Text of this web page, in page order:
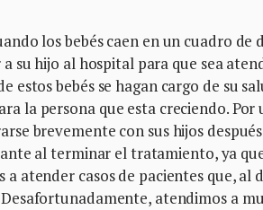
los bebés caen en un cuadro
su hijo al hospital para que sea
estos bebés se hagan cargo de su
la persona que esta creciendo.
brevemente con sus hijos
al terminar el tratamiento, ya
atender casos de pacientes que, al
atendimos a